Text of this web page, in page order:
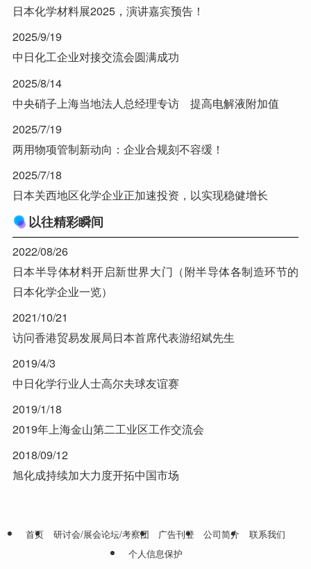
日本化学材料展2025，演讲嘉宾预告！
2025/9/19
中日化工企业对接交流会圆满成功
2025/8/14
中央硝子上海当地法人总经理专访 提高电解液附加值
2025/7/19
两用物项管制新动向：企业合规刻不容缓！
2025/7/18
日本关西地区化学企业正加速投资，以实现稳健增长
以往精彩瞬间
2022/08/26
日本半导体材料开启新世界大门（附半导体各制造环节的
日本化学企业一览）
2021/10/21
访问香港贸易发展局日本首席代表游绍斌先生
2019/4/3
中日化学行业人士高尔夫球友谊赛
2019/1/18
2019年上海金山第二工业区工作交流会
2018/09/12
旭化成持续加大力度开拓中国市场
首页 研讨会/展会论坛/考察团 广告刊登 公司简介
联系我们
个人信息保护